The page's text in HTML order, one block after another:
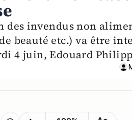
des invendus non
beauté etc.) va être
4 juin, Edouard